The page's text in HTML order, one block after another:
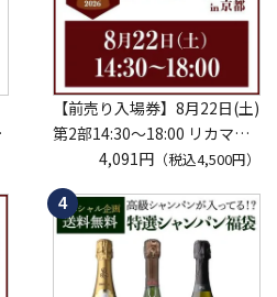
【前売り入場券】8月22日(土)
第2部14:30～18:00 リカマン
ウイスキーメッセ in京都
2026 1枚
入場券となるeチケットは【8
月中旬】にメールにて配信予
※代引き決済不可
4,091円 （税込4,500円）